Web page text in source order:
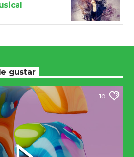
gustar
10